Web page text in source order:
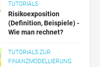
TUTORIALS
Risikoexposition
(Definition, Beispiele) -
Wie man rechnet?
TUTORIALS ZUR
FINANZMODELLIERUNG